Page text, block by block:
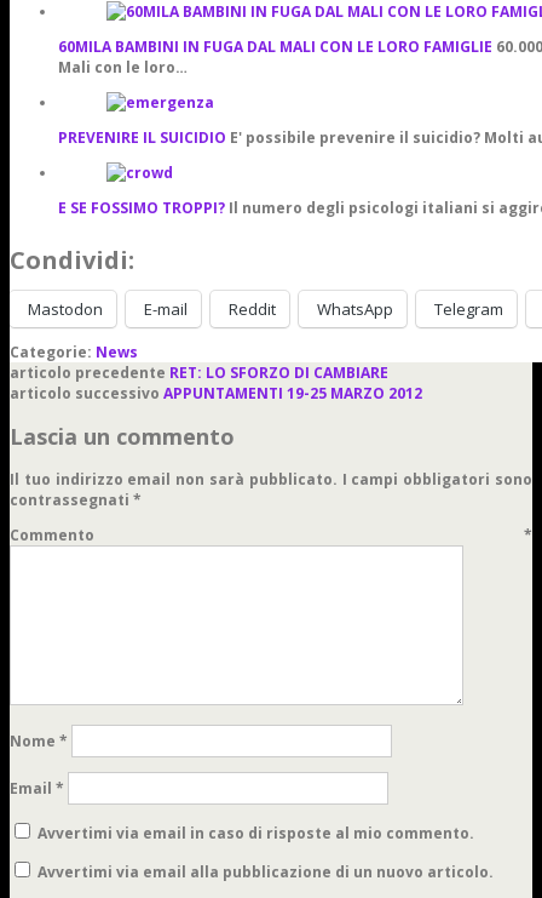
60MILA BAMBINI IN FUGA DAL MALI CON LE LORO FAMIGLIE
Mali con le loro…
PREVENIRE IL SUICIDIO E' possibile prevenire il suicidio? Molti
E SE FOSSIMO TROPPI? Il numero degli psicologi italiani si
Condividi:
Mastodon E-mail Reddit WhatsApp Telegram
Categorie: News
articolo precedente RET: LO SFORZO DI CAMBIARE
articolo successivo APPUNTAMENTI 19-25 MARZO 2012
Lascia un commento
Il tuo indirizzo email non sarà pubblicato. I campi obbligatori sono
contrassegnati *
Commento *
Nome *
Email *
Avvertimi via email in caso di risposte al mio commento.
Avvertimi via email alla pubblicazione di un nuovo articolo.